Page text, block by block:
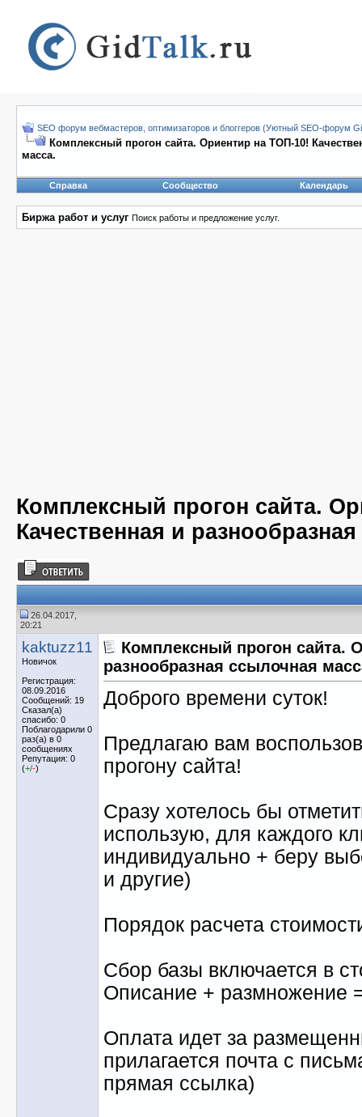
SEO форум вебмастеров, оптимизаторов и блоггеров (Уютный SEO-форум
Комплексный прогон сайта. Ориентир на ТОП-10!
масса.
Справка Сообщество Календарь
Биржа работ и услуг Поиск работы и предложение услуг.
Комплексный прогон сайта.
Качественная и
26.04.2017,
20:21
kaktuzz11
Новичок
Регистрация:
08.09.2016
Сообщений: 19
Сказал(а)
спасибо: 0
Поблагодарили 0
раз(а) в 0
сообщениях
Репутация: 0
(+/-)
Комплексный прогон сайта.
разнообразная ссылочная
Доброго времени суток!
Предлагаю вам
прогону сайта!
Сразу хотелось бы
использую, для каждого
индивидуально + беру
и другие)
Порядок расчета
Сбор базы включается в
Описание + размножение
Оплата идет за
прилагается почта с
прямая ссылка)